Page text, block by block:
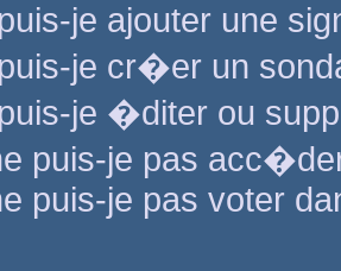
je ajouter une
je cr�er un
je �diter ou
puis-je pas
puis-je pas voter